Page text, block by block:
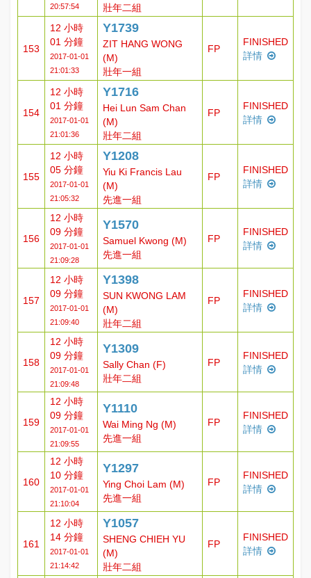
20:57:54
壯年二組
153
12 小時
01 分鐘
2017-01-01
21:01:33
Y1739
ZIT HANG WONG
(M)
壯年一組
FP
FINISHED
詳情
154
12 小時
01 分鐘
2017-01-01
21:01:36
Y1716
Hei Lun Sam Chan
(M)
壯年二組
FP
FINISHED
詳情
155
12 小時
05 分鐘
2017-01-01
21:05:32
Y1208
Yiu Ki Francis Lau
(M)
先進一組
FP
FINISHED
詳情
156
12 小時
09 分鐘
2017-01-01
21:09:28
Y1570
Samuel Kwong (M)
先進一組
FP
FINISHED
詳情
157
12 小時
09 分鐘
2017-01-01
21:09:40
Y1398
SUN KWONG LAM
(M)
壯年二組
FP
FINISHED
詳情
158
12 小時
09 分鐘
2017-01-01
21:09:48
Y1309
Sally Chan (F)
壯年二組
FP
FINISHED
詳情
159
12 小時
09 分鐘
2017-01-01
21:09:55
Y1110
Wai Ming Ng (M)
先進一組
FP
FINISHED
詳情
160
12 小時
10 分鐘
2017-01-01
21:10:04
Y1297
Ying Choi Lam (M)
先進一組
FP
FINISHED
詳情
161
12 小時
14 分鐘
2017-01-01
21:14:42
Y1057
SHENG CHIEH YU
(M)
壯年二組
FP
FINISHED
詳情